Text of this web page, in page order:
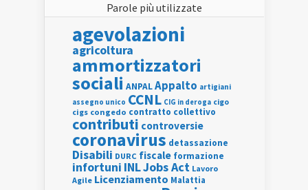
Parole più utilizzate
agevolazioni
agricoltura
ammortizzatori
sociali ANPALAppalto artigiani
assegno unico CCNL CIG in deroga cigo
cigs congedo contratto collettivo
contributi controversie
coronavirus detassazione
Disabili DURC fiscale formazione
infortuni INLJobs Act Lavoro
Agile Licenziamento Malattia